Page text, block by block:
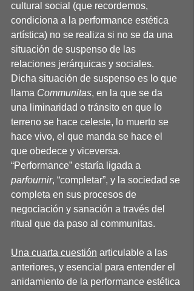
cultural social (que recordemos,
condiciona a la performance estética
artística) no se realiza si no se da una
situación de suspenso de las
relaciones jerárquicas y sociales.
Dicha situación de suspenso es lo que
llama Communitas, en la que se da
una liminaridad o tránsito en que lo
terreno se hace celeste, lo muerto se
hace vivo, el que manda se hace el
que obedece y viceversa.
“Performance” estaría ligada a
parfournir, “completar”, y la sociedad se
completa en sus procesos de
negociación y sanación a través del
ritual que da paso al communitas.
Una cuarta cuestión articulable a las
anteriores, y esencial para entender el
anidamiento de la performance estética